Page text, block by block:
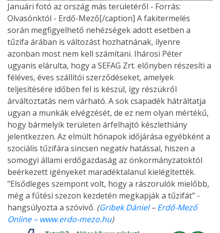
Januári fotó az ország más területéről - Forrás:
Olvasónktól - Erdő-Mező[/caption] A fakitermelés
során megfigyelhető nehézségek adott esetben a
tűzifa árában is változást hozhatnának, ilyenre
azonban most nem kell számítani. Ihárosi Péter
ugyanis elárulta, hogy a SEFAG Zrt. előnyben részesíti a
féléves, éves szállítói szerződéseket, amelyek
teljesítésére időben fel is készül, így részükről
árváltoztatás nem várható. A sok csapadék hátráltatja
ugyan a munkák elvégzését, de ez nem olyan mértékű,
hogy bármelyik területen árfelhajtó készlethiány
jelentkezzen. Az elmúlt hónapok időjárása egyébként a
szociális tűzifára sincsen negatív hatással, hiszen a
somogyi állami erdőgazdaság az önkormányzatoktól
beérkezett igényeket maradéktalanul kielégítették.
"Elsődleges szempont volt, hogy a rászorulók mielőbb,
még a fűtési szezon kezdetén megkapják a tűzifát" -
hangsúlyozta a szóvivő. (Gribek Dániel–Erdő-Mező
Online – www.erdo-mezo.hu)